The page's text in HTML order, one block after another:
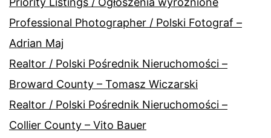
Professional Photographer / Polski Fotograf –
Adrian Maj
Realtor / Polski Pośrednik Nieruchomości –
Broward County – Tomasz Wiczarski
Realtor / Polski Pośrednik Nieruchomości –
Collier County – Vito Bauer